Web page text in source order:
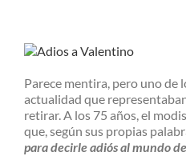
Parece mentira, pero uno de
actualidad que
retirar. A los 75 años, el
que, según sus propias
para decirle adiós al mundo